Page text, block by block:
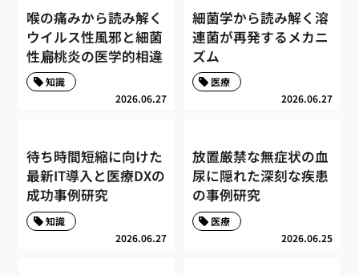
喉の痛みから読み解く
ウイルス性風邪と細菌
性扁桃炎の医学的相違
2026.06.27
知識
細菌学から読み解く溶
連菌が再発するメカニ
ズム
2026.06.27
医療
待ち時間短縮に向けた
最新IT導入と医療DXの
成功事例研究
2026.06.27
知識
放置厳禁な無症状の血
尿に隠れた深刻な疾患
の事例研究
2026.06.25
医療